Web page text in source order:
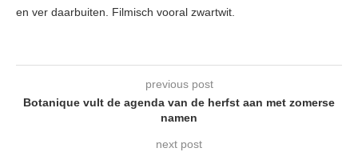
en ver daarbuiten. Filmisch vooral zwartwit.
previous post
Botanique vult de agenda van de herfst aan met zomerse
namen
next post